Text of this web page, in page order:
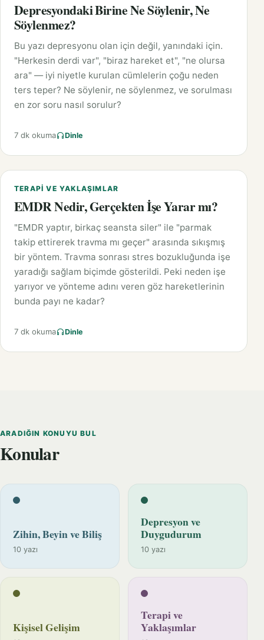
Depresyondaki Birine Ne Söylenir, Ne
Söylenmez?
Bu yazı depresyonu olan için değil, yanındaki için.
"Herkesin derdi var", "biraz hareket et", "ne olursa
ara" — iyi niyetle kurulan cümlelerin çoğu neden
ters teper? Ne söylenir, ne söylenmez, ve sorulması
en zor soru nasıl sorulur?
7 dk okuma Dinle
TERAPI VE YAKLAŞIMLAR
EMDR Nedir, Gerçekten İşe Yarar mı?
"EMDR yaptır, birkaç seansta siler" ile "parmak
takip ettirerek travma mı geçer" arasında sıkışmış
bir yöntem. Travma sonrası stres bozukluğunda işe
yaradığı sağlam biçimde gösterildi. Peki neden işe
yarıyor ve yönteme adını veren göz hareketlerinin
bunda payı ne kadar?
7 dk okuma Dinle
ARADIĞIN KONUYU BUL
Konular
Zihin, Beyin ve Biliş
10 yazı
Depresyon ve
Duygudurum
10 yazı
Kişisel Gelişim
Terapi ve
Yaklaşımlar